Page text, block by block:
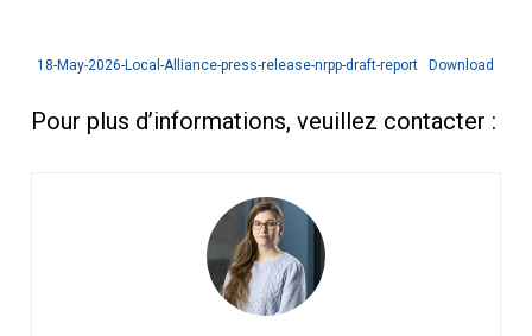
18-May-2026-Local-Alliance-press-release-nrpp-draft-report Download
Pour plus d’informations, veuillez contacter :